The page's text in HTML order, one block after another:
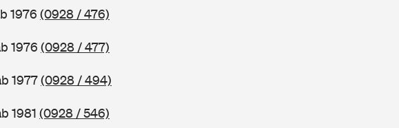
1976 (0928 / 476)
1976 (0928 / 477)
1977(0928 / 494)
1981 (0928 / 546)